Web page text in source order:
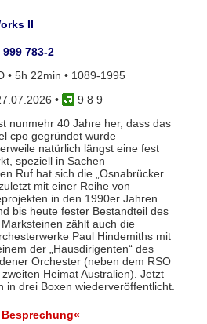
II
783-2
• 5h 22min • 1089-1995
•
9 8 9
nunmehr 40 Jahre her, dass das
cpo gegründet wurde –
natürlich längst eine fest
speziell in Sachen
Ruf hat sich die „Osnabrücker
mit einer Reihe von
in den 1990er Jahren
bis heute fester Bestandteil des
zählt auch die
Paul Hindemiths mit
der „Hausdirigenten“ des
Orchester (neben dem RSO
Heimat Australien). Jetzt
in drei Boxen wiederveröffentlicht.
Besprechung«